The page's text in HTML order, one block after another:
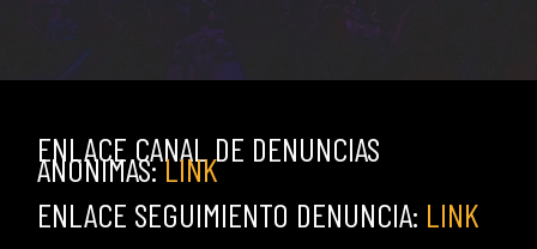
ENLACE CANAL DE DENUNCIAS
ANONIMAS:LINK
ENLACE SEGUIMIENTO DENUNCIA: LINK